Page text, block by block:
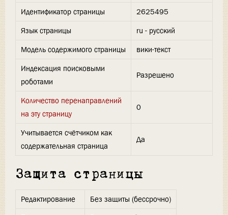
Идентификатор страницы
2625495
Язык страницы
ru - русский
Модель содержимого страницы
вики-текст
Индексация поисковыми
роботами
Разрешено
Количество перенаправлений
на эту страницу
0
Учитывается счётчиком как
содержательная страница
Да
Защита страницы
Редактирование
Без защиты (бессрочно)